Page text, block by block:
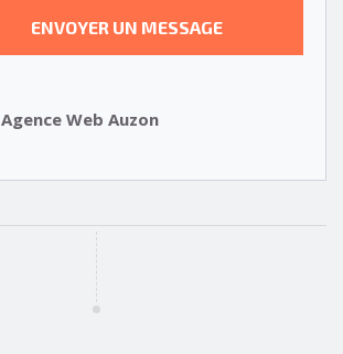
Agence Web Auzon